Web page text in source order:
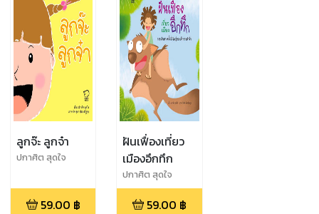
ลูกจ๊ะ ลูกจ๋า
ปกาศิต สุดใจ
59.00 ฿
ฝันเฟื่องเที่ยว
เมืองอึกทึก
ปกาศิต สุดใจ
59.00 ฿